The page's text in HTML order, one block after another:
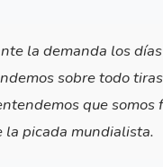
la demanda los
sobre todo
que somos
la picada mundialista.